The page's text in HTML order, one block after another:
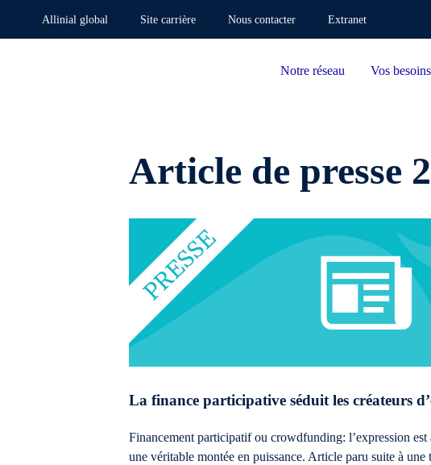
Allinial global Site carrière Nous contacter Extranet
Notre réseau Vos besoins
Article de presse
La finance participative séduit les créateurs
Financement participatif ou crowdfunding: l’expression
une véritable montée en puissance. Article paru suite à